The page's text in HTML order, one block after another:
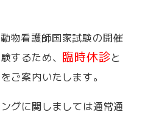
物看護師国家試験の開催
するため、 臨時休診と
ご案内いたします。
グに関しましては通常通